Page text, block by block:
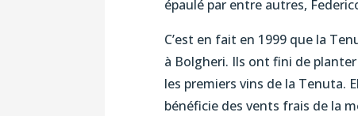
épaulé par entre autres,
C’est en fait en 1999 que la
à Bolgheri. Ils ont fini de planter
les premiers vins de la Tenuta.
bénéficie des vents frais de la